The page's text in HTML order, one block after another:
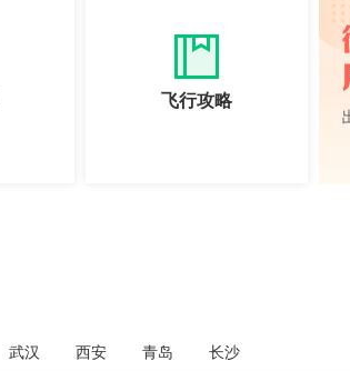
飞行攻略
武汉 西安 青岛 长沙